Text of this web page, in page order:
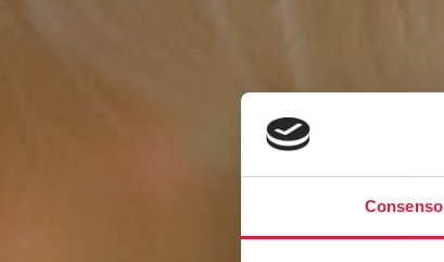
Consenso